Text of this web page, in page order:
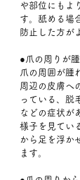
や部位にもよ
す。舐める場
防止した方が
●爪の周りが
爪の周囲が腫
周辺の皮膚へ
っている、脱
などの症状が
様子を見てい
から足を浮か
ます。